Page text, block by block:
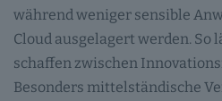
während weniger sensible
Cloud ausgelagert werden. So
schaffen zwischen
Besonders mittelständische